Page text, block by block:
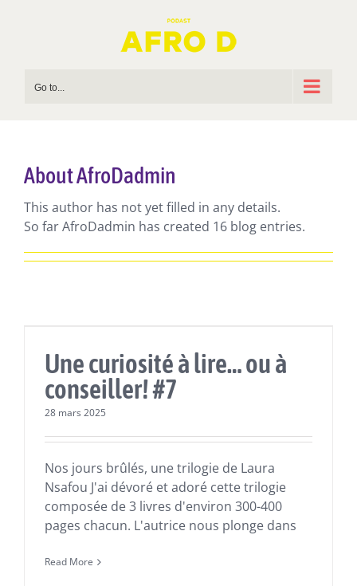
Go to...
AboutAfroDadmin
This author has not yet filled in any details.
So far AfroDadmin has created 16 blog entries.
Une curiosité à lire… ou à
conseiller! #7
28 mars 2025
Nos jours brûlés, une trilogie de Laura
Nsafou J'ai dévoré et adoré cette trilogie
composée de 3 livres d'environ 300-400
pages chacun. L'autrice nous plonge dans
Read More